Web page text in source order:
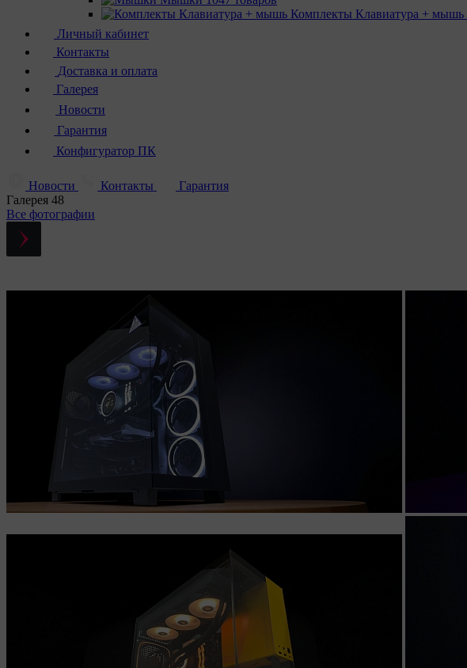
Комплекты Клавиатура + мышь
Личный кабинет
Контакты
Доставка и оплата
Галерея
Новости
Гарантия
Конфигуратор ПК
Новости Контакты
Гарантия
Галерея 48
Все фотографии